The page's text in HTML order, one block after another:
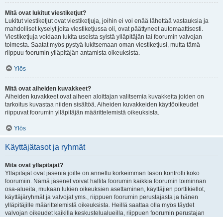
Mitä ovat lukitut viestiketjut?
Lukitut viestiketjut ovat viestiketjuja, joihin ei voi enää lähettää vastauksia ja
mahdolliset kyselyt joita viestiketjussa oli, ovat päättyneet automaattisesti.
Viestiketjuja voidaan lukita useista syistä ylläpitäjän tai foorumin valvojan
toimesta. Saatat myös pystyä lukitsemaan oman viestiketjusi, mutta tämä
riippuu foorumin ylläpitäjän antamista oikeuksista.
Ylös
Mitä ovat aiheiden kuvakkeet?
Aiheiden kuvakkeet ovat aiheen aloittajan valitsemia kuvakkeita joiden on
tarkoitus kuvastaa niiden sisältöä. Aiheiden kuvakkeiden käyttöoikeudet
riippuvat foorumin ylläpitäjän määrittelemistä oikeuksista.
Ylös
Käyttäjätasot ja ryhmät
Mitä ovat ylläpitäjät?
Ylläpitäjät ovat jäseniä joille on annettu korkeimman tason kontrolli koko
foorumiin. Nämä jäsenet voivat hallita foorumin kaikkia foorumin toiminnan
osa-alueita, mukaan lukien oikeuksien asettaminen, käyttäjien porttikiellot,
käyttäjäryhmät ja valvojat yms., riippuen foorumin perustajasta ja hänen
ylläpitäjille määrittelemistä oikeuksista. Heillä saattaa olla myös täydet
valvojan oikeudet kaikilla keskustelualueilla, riippuen foorumin perustajan